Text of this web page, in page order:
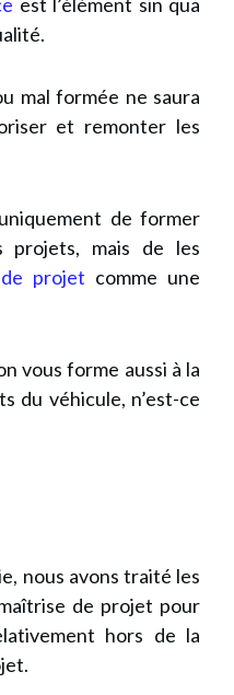
mal formée ne saura
et remonter les
de former
projets, mais de les
projet comme une
vous forme aussi à la
du véhicule, n’est-ce
nous avons traité les
de projet pour
hors de la